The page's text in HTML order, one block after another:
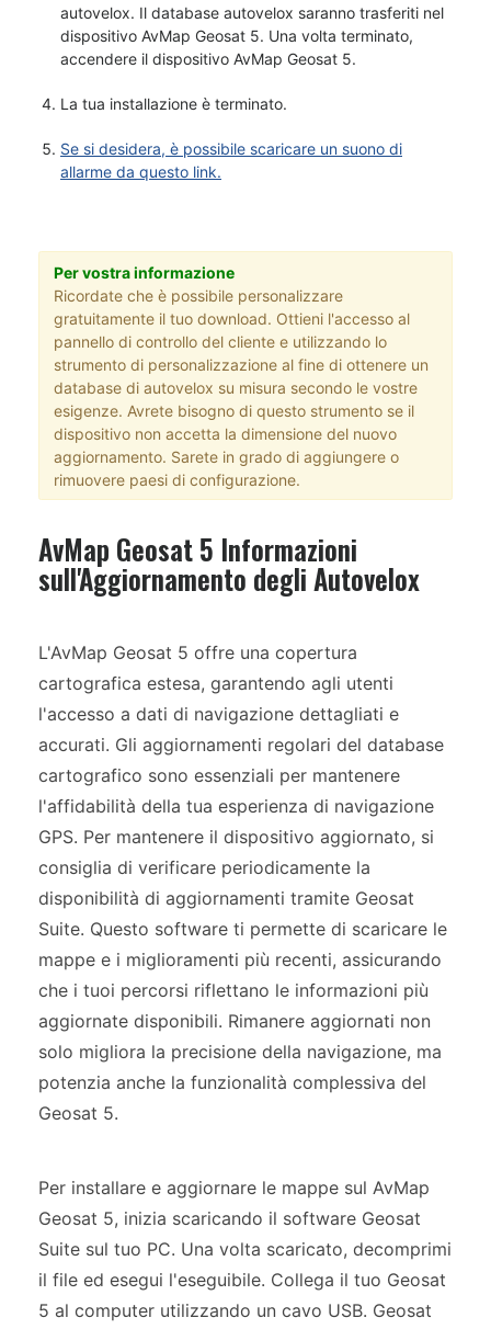
autovelox. Il database autovelox saranno trasferiti nel
dispositivo AvMap Geosat 5. Una volta terminato,
accendere il dispositivo AvMap Geosat 5.
La tua installazione è terminato.
Se si desidera, è possibile scaricare un suono di
allarme da questo link.
Per vostra informazione
Ricordate che è possibile personalizzare
gratuitamente il tuo download. Ottieni l'accesso al
pannello di controllo del cliente e utilizzando lo
strumento di personalizzazione al fine di ottenere un
database di autovelox su misura secondo le vostre
esigenze. Avrete bisogno di questo strumento se il
dispositivo non accetta la dimensione del nuovo
aggiornamento. Sarete in grado di aggiungere o
rimuovere paesi di configurazione.
AvMap Geosat 5 Informazioni
sull'Aggiornamento degli Autovelox
L'AvMap Geosat 5 offre una copertura
cartografica estesa, garantendo agli utenti
l'accesso a dati di navigazione dettagliati e
accurati. Gli aggiornamenti regolari del database
cartografico sono essenziali per mantenere
l'affidabilità della tua esperienza di navigazione
GPS. Per mantenere il dispositivo aggiornato, si
consiglia di verificare periodicamente la
disponibilità di aggiornamenti tramite Geosat
Suite. Questo software ti permette di scaricare le
mappe e i miglioramenti più recenti, assicurando
che i tuoi percorsi riflettano le informazioni più
aggiornate disponibili. Rimanere aggiornati non
solo migliora la precisione della navigazione, ma
potenzia anche la funzionalità complessiva del
Geosat 5.
Per installare e aggiornare le mappe sul AvMap
Geosat 5, inizia scaricando il software Geosat
Suite sul tuo PC. Una volta scaricato, decomprimi
il file ed esegui l'eseguibile. Collega il tuo Geosat
5 al computer utilizzando un cavo USB. Geosat